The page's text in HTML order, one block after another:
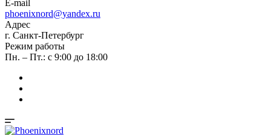
E-mail
phoenixnord@yandex.ru
Адрес
г. Санкт-Петербург
Режим работы
Пн. – Пт.: с 9:00 до 18:00